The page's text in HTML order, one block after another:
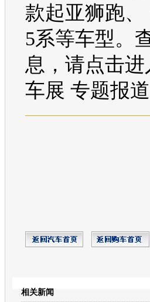
款起亚狮跑、
5系等车型。
息，请点击进
车展 专题报道
相关新闻